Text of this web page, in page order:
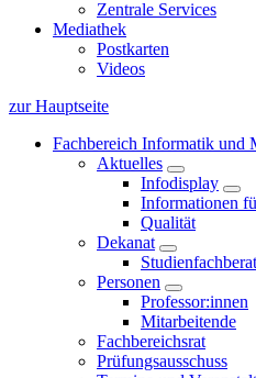
Zentrale Services
Mediathek
Postkarten
Videos
zur Hauptseite
Fachbereich Informatik und
Aktuelles
Infodisplay
Informationen
Qualität
Dekanat
Personen
Professor:innen
Mitarbeitende
Fachbereichsrat
Prüfungsausschuss